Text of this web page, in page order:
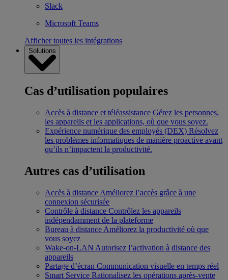
Slack
Microsoft Teams
Afficher toutes les intégrations
Solutions
Cas d’utilisation populaires
Accès à distance et téléassistance Gérez les personnes,
les appareils et les applications, où que vous soyez.
Expérience numérique des employés (DEX) Résolvez
les problèmes informatiques de manière proactive avant
qu’ils n’impactent la productivité.
Autres cas d’utilisation
Accès à distance Améliorez l’accès grâce à une
connexion sécurisée
Contrôle à distance Contrôlez les appareils
indépendamment de la plateforme
Bureau à distance Améliorez la productivité où que
vous soyez
Wake-on-LAN Autorisez l’activation à distance des
appareils
Partage d’écran Communication visuelle en temps réel
Smart Service Rationalisez les opérations après-vente